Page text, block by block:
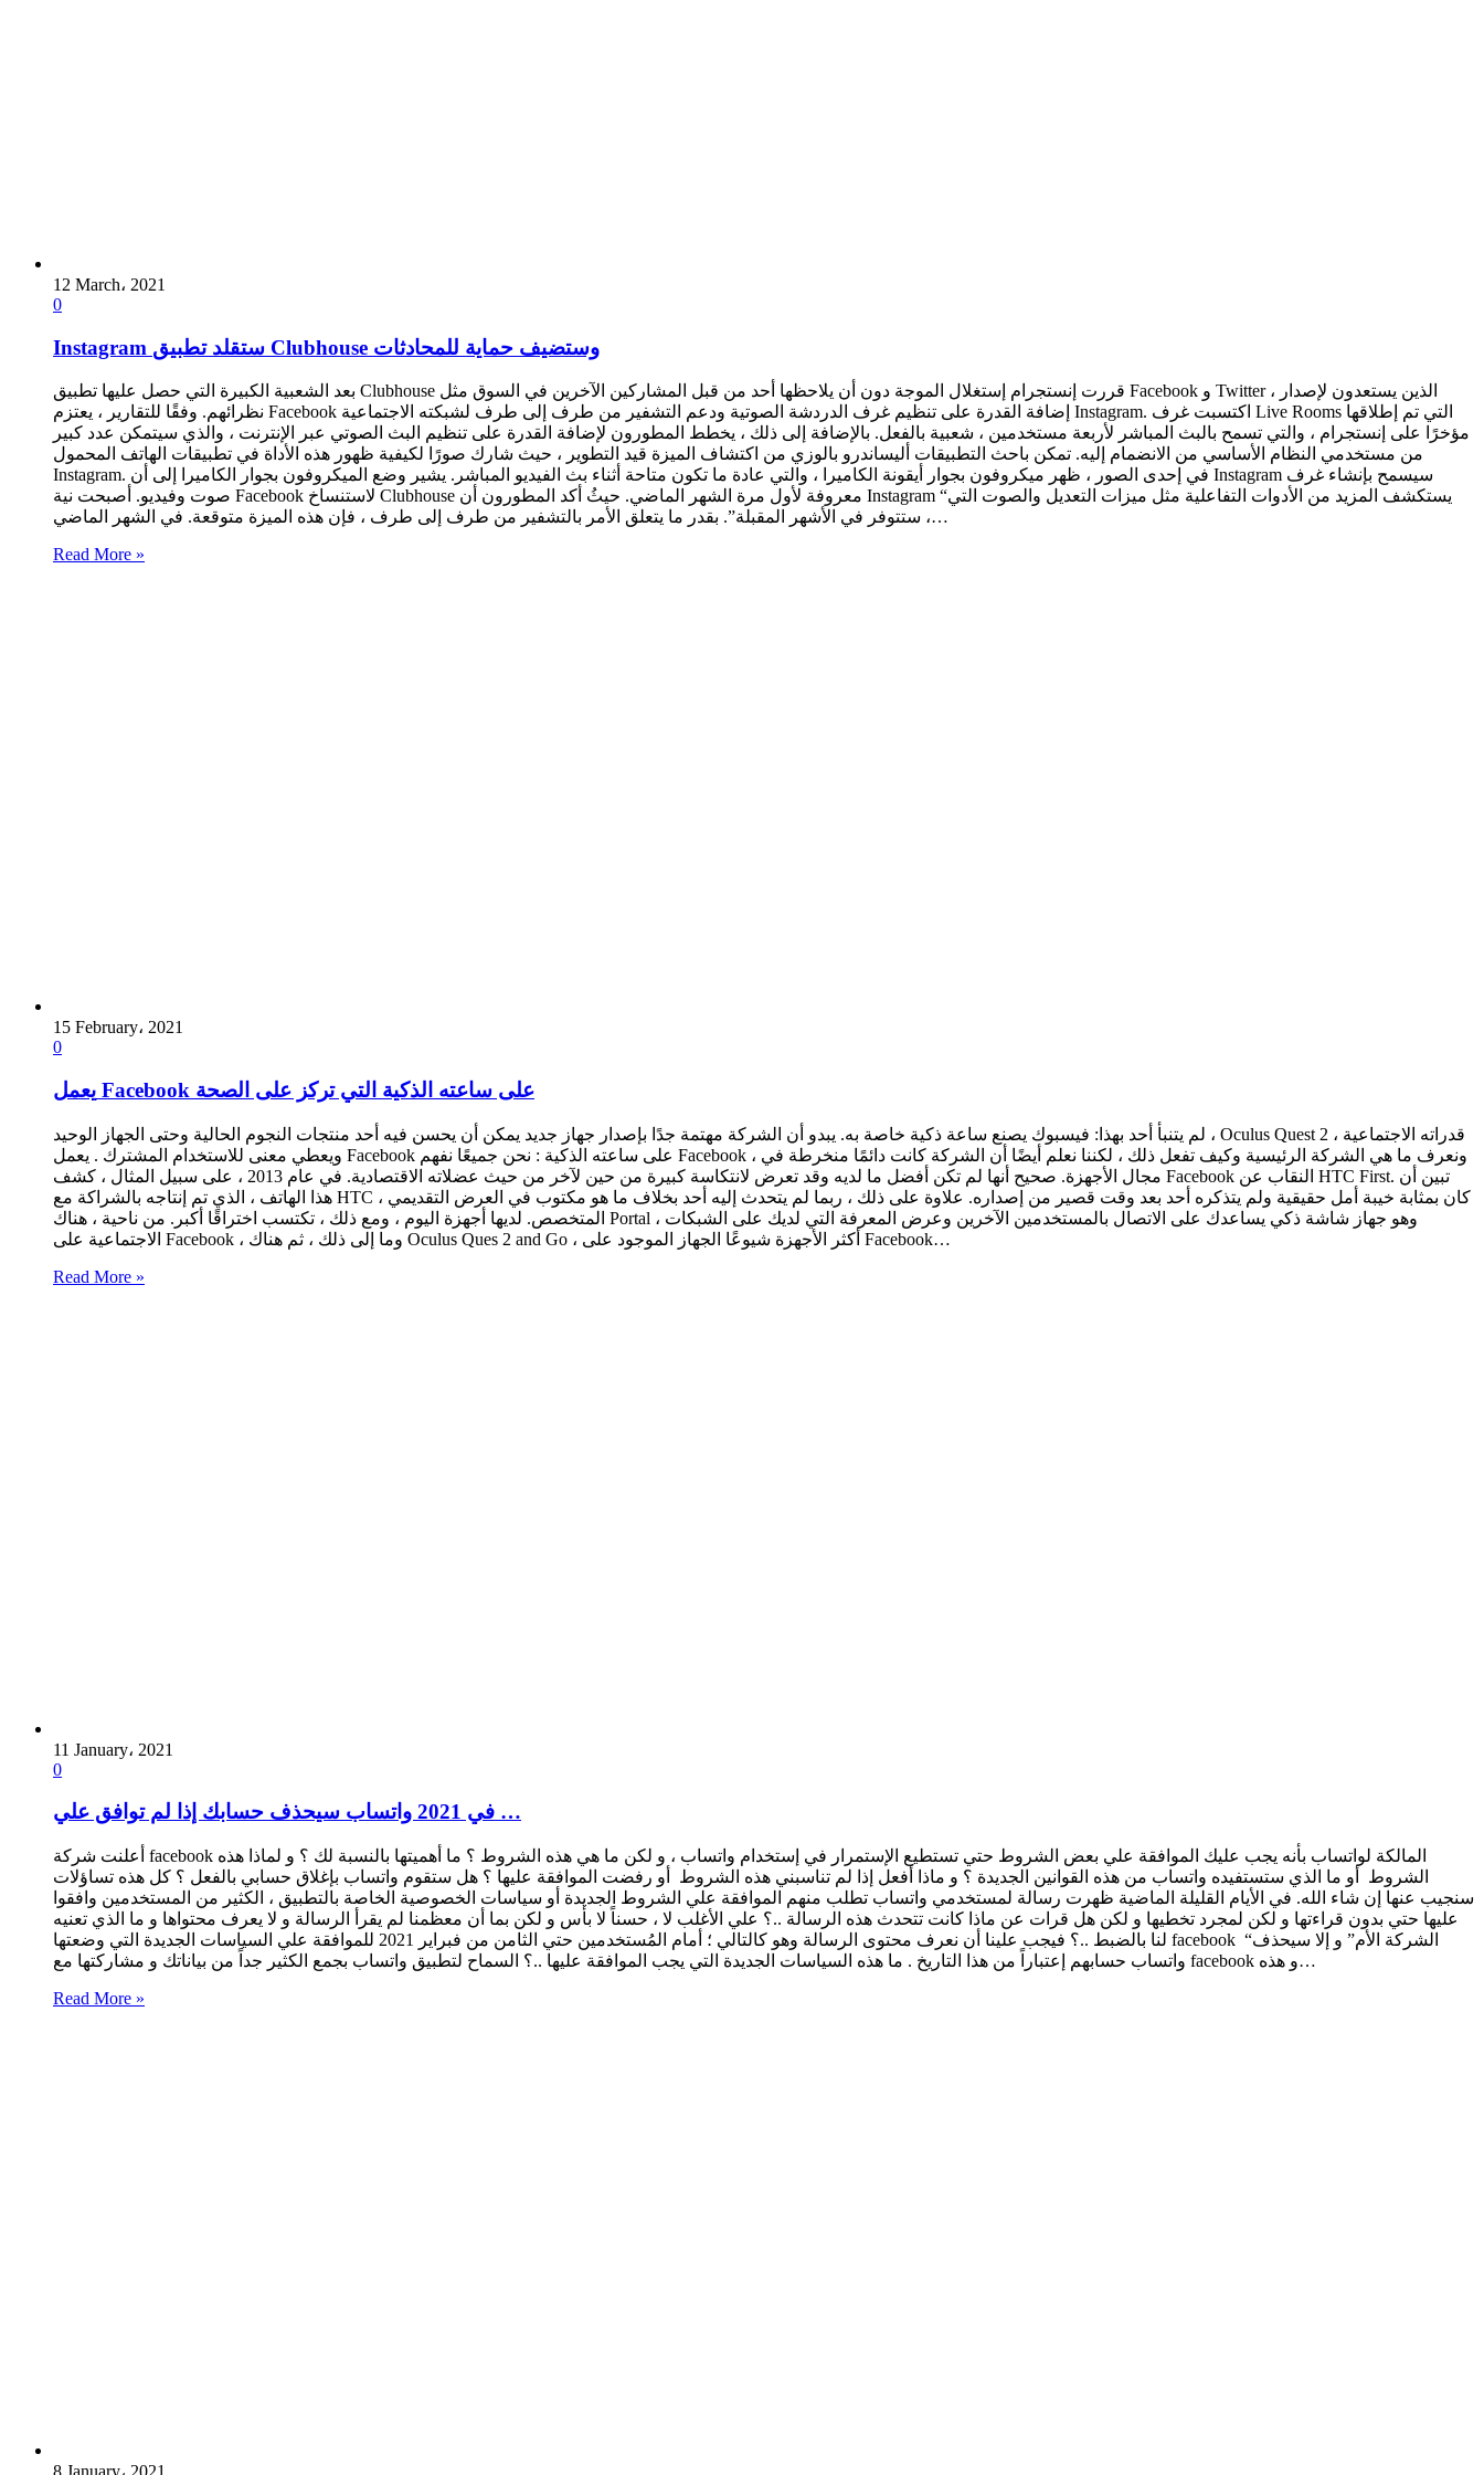
12 March، 2021
0
Instagram ستقلد تطبيق Clubhouse وستضيف حماية للمحادثات
بعد الشعبية الكبيرة التي حصل عليها تطبيق Clubhouse قررت إنستجرام إستغلال الموجة دون أن يلاحظها أحد من قبل المشاركين الآخرين في السوق مثل Facebook و Twitter ، الذين يستعدون لإصدار
نظرائهم. وفقًا للتقارير ، يعتزم Facebook إضافة القدرة على تنظيم غرف الدردشة الصوتية ودعم التشفير من طرف إلى طرف لشبكته الاجتماعية Instagram. اكتسبت غرف Live Rooms التي تم إطلاقها
مؤخرًا على إنستجرام ، والتي تسمح بالبث المباشر لأربعة مستخدمين ، شعبية بالفعل. بالإضافة إلى ذلك ، يخطط المطورون لإضافة القدرة على تنظيم البث الصوتي عبر الإنترنت ، والذي سيتمكن عدد كبير
من مستخدمي النظام الأساسي من الانضمام إليه. تمكن باحث التطبيقات أليساندرو بالوزي من اكتشاف الميزة قيد التطوير ، حيث شارك صورًا لكيفية ظهور هذه الأداة في تطبيقات الهاتف المحمول
Instagram. في إحدى الصور ، ظهر ميكروفون بجوار أيقونة الكاميرا ، والتي عادة ما تكون متاحة أثناء بث الفيديو المباشر. يشير وضع الميكروفون بجوار الكاميرا إلى أن Instagram سيسمح بإنشاء غرف
صوت وفيديو. أصبحت نية Facebook لاستنساخ Clubhouse معروفة لأول مرة الشهر الماضي. حيثُ أكد المطورون أن Instagram “يستكشف المزيد من الأدوات التفاعلية مثل ميزات التعديل والصوت التي
ستتوفر في الأشهر المقبلة”. بقدر ما يتعلق الأمر بالتشفير من طرف إلى طرف ، فإن هذه الميزة متوقعة. في الشهر الماضي ،…
Read More »
15 February، 2021
0
يعمل Facebook على ساعته الذكية التي تركز على الصحة
لم يتنبأ أحد بهذا: فيسبوك يصنع ساعة ذكية خاصة به. يبدو أن الشركة مهتمة جدًا بإصدار جهاز جديد يمكن أن يحسن فيه أحد منتجات النجوم الحالية وحتى الجهاز الوحيد ، Oculus Quest 2 ، قدراته الاجتماعية
ويعطي معنى للاستخدام المشترك . يعمل Facebook على ساعته الذكية : نحن جميعًا نفهم Facebook ، ونعرف ما هي الشركة الرئيسية وكيف تفعل ذلك ، لكننا نعلم أيضًا أن الشركة كانت دائمًا منخرطة في
مجال الأجهزة. صحيح أنها لم تكن أفضل ما لديه وقد تعرض لانتكاسة كبيرة من حين لآخر من حيث عضلاته الاقتصادية. في عام 2013 ، على سبيل المثال ، كشف Facebook النقاب عن HTC First. تبين أن
هذا الهاتف ، الذي تم إنتاجه بالشراكة مع HTC ، كان بمثابة خيبة أمل حقيقية ولم يتذكره أحد بعد وقت قصير من إصداره. علاوة على ذلك ، ربما لم يتحدث إليه أحد بخلاف ما هو مكتوب في العرض التقديمي
المتخصص. لديها أجهزة اليوم ، ومع ذلك ، تكتسب اختراقًا أكبر. من ناحية ، هناك Portal ، وهو جهاز شاشة ذكي يساعدك على الاتصال بالمستخدمين الآخرين وعرض المعرفة التي لديك على الشبكات
الاجتماعية على Facebook ، وما إلى ذلك ، ثم هناك Oculus Ques 2 and Go ، أكثر الأجهزة شيوعًا الجهاز الموجود على Facebook…
Read More »
11 January، 2021
0
في 2021 واتساب سيحذف حسابك إذا لم توافق علي …
أعلنت شركة facebook المالكة لواتساب بأنه يجب عليك الموافقة علي بعض الشروط حتي تستطيع الإستمرار في إستخدام واتساب ، و لكن ما هي هذه الشروط ؟ ما أهميتها بالنسبة لك ؟ و لماذا هذه
الشروط أو ما الذي ستستفيده واتساب من هذه القوانين الجديدة ؟ و ماذا أفعل إذا لم تناسبني هذه الشروط أو رفضت الموافقة عليها ؟ هل ستقوم واتساب بإغلاق حسابي بالفعل ؟ كل هذه تساؤلات
سنجيب عنها إن شاء الله. في الأيام القليلة الماضية ظهرت رسالة لمستخدمي واتساب تطلب منهم الموافقة علي الشروط الجديدة أو سياسات الخصوصية الخاصة بالتطبيق ، الكثير من المستخدمين وافقوا
عليها حتي بدون قراءتها و لكن لمجرد تخطيها و لكن هل قرات عن ماذا كانت تتحدث هذه الرسالة ..؟ علي الأغلب لا ، حسناً لا بأس و لكن بما أن معظمنا لم يقرأ الرسالة و لا يعرف محتواها و ما الذي تعنيه
لنا بالضبط ..؟ فيجب علينا أن نعرف محتوى الرسالة وهو كالتالي ؛ أمام المُستخدمين حتي الثامن من فبراير 2021 للموافقة علي السياسات الجديدة التي وضعتها facebook “الشركة الأم” و إلا سيحذف
واتساب حسابهم إعتباراً من هذا التاريخ . ما هذه السياسات الجديدة التي يجب الموافقة عليها ..؟ السماح لتطبيق واتساب بجمع الكثير جداً من بياناتك و مشاركتها مع facebook و هذه…
Read More »